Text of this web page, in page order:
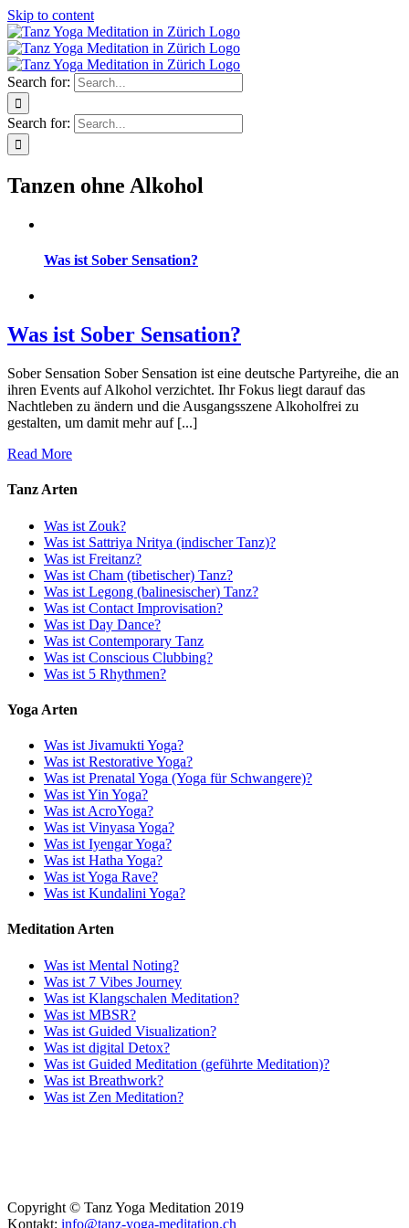
Skip to content
Search for:
Search for:
Tanzen ohne Alkohol
Was ist Sober Sensation?
Was ist Sober Sensation?
Sober Sensation Sober Sensation ist eine deutsche Partyreihe, die an
ihren Events auf Alkohol verzichtet. Ihr Fokus liegt darauf das
Nachtleben zu ändern und die Ausgangsszene Alkoholfrei zu
gestalten, um damit mehr auf [...]
Read More
Tanz Arten
Was ist Zouk?
Was ist Sattriya Nritya (indischer Tanz)?
Was ist Freitanz?
Was ist Cham (tibetischer) Tanz?
Was ist Legong (balinesischer) Tanz?
Was ist Contact Improvisation?
Was ist Day Dance?
Was ist Contemporary Tanz
Was ist Conscious Clubbing?
Was ist 5 Rhythmen?
Yoga Arten
Was ist Jivamukti Yoga?
Was ist Restorative Yoga?
Was ist Prenatal Yoga (Yoga für Schwangere)?
Was ist Yin Yoga?
Was ist AcroYoga?
Was ist Vinyasa Yoga?
Was ist Iyengar Yoga?
Was ist Hatha Yoga?
Was ist Yoga Rave?
Was ist Kundalini Yoga?
Meditation Arten
Was ist Mental Noting?
Was ist 7 Vibes Journey
Was ist Klangschalen Meditation?
Was ist MBSR?
Was ist Guided Visualization?
Was ist digital Detox?
Was ist Guided Meditation (geführte Meditation)?
Was ist Breathwork?
Was ist Zen Meditation?
Copyright © Tanz Yoga Meditation 2019
Kontakt: info@tanz-yoga-meditation.ch